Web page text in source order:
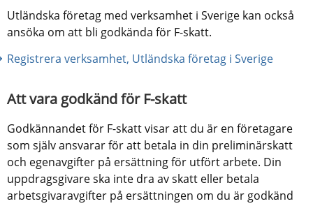
Utländska företag med verksamhet i Sverige kan också
ansöka om att bli godkända för F-skatt.
Registrera verksamhet, Utländska företag i Sverige
Att vara godkänd för F-skatt
Godkännandet för F-skatt visar att du är en företagare
som själv ansvarar för att betala in din preliminärskatt
och egenavgifter på ersättning för utfört arbete. Din
uppdragsgivare ska inte dra av skatt eller betala
arbetsgivaravgifter på ersättningen om du är godkänd